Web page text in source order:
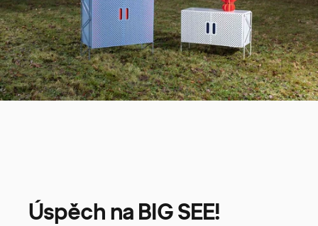
Úspěch na BIGSEE!